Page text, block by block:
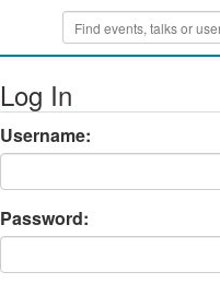
Log In
Username:
Password: